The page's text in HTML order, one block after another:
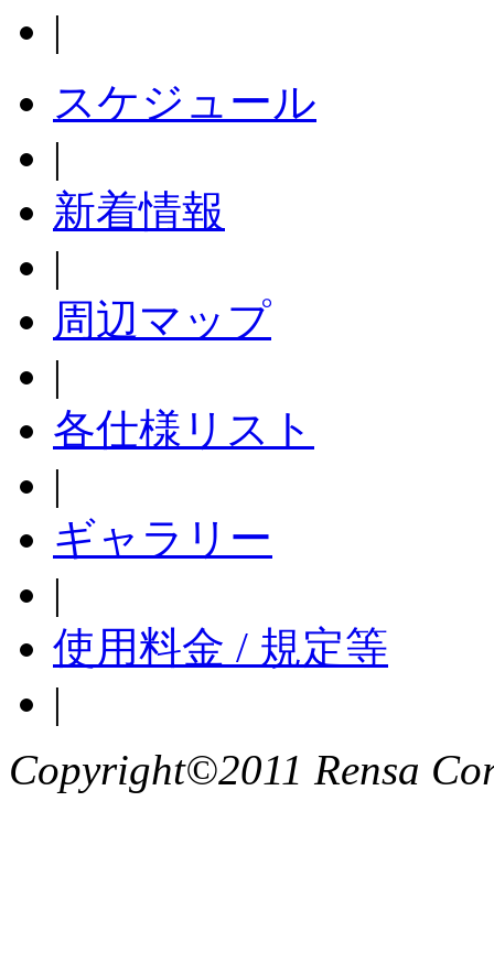
|
スケジュール
|
新着情報
|
周辺マップ
|
各仕様リスト
|
ギャラリー
|
使用料金 / 規定等
|
Copyright©2011 Rensa